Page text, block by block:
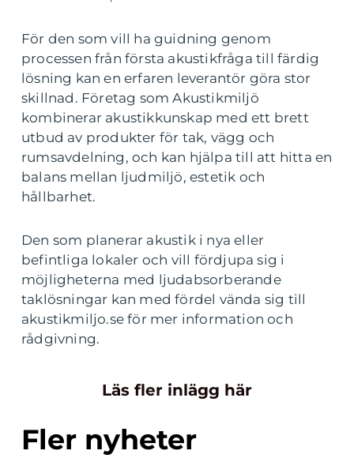
För den som vill ha guidning genom
processen från första akustikfråga till färdig
lösning kan en erfaren leverantör göra stor
skillnad. Företag som Akustikmiljö
kombinerar akustikkunskap med ett brett
utbud av produkter för tak, vägg och
rumsavdelning, och kan hjälpa till att hitta en
balans mellan ljudmiljö, estetik och
hållbarhet.
Den som planerar akustik i nya eller
befintliga lokaler och vill fördjupa sig i
möjligheterna med ljudabsorberande
taklösningar kan med fördel vända sig till
akustikmiljo.se för mer information och
rådgivning.
Läs fler inlägg här
Fler nyheter